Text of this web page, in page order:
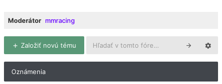
Moderátor mmracing
Založiť novú tému
Oznámenia